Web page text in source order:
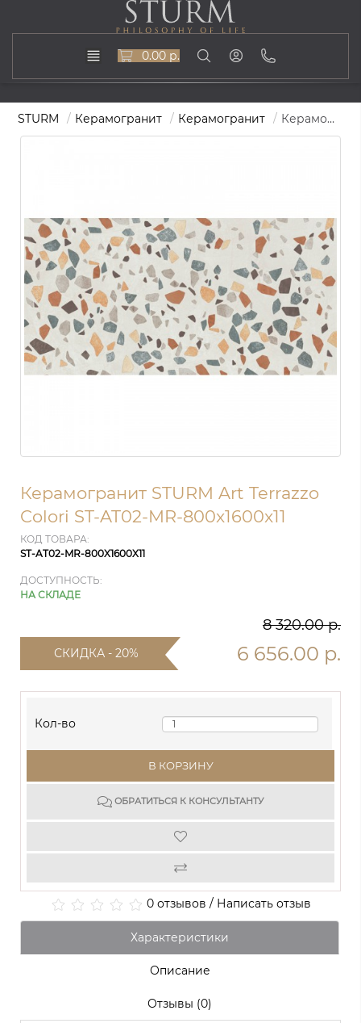
0.00 р.
STURM Керамогранит Керамогранит Керамогранит STURM Art Terrazzo Colori, керамогранит, 80х160 см, поверхность матовая, ST-AT02-MR-800x1600x11
Керамогранит STURM Art Terrazzo
Colori ST-AT02-MR-800x1600x11
КОД ТОВАРА:
ST-AT02-MR-800X1600X11
ДОСТУПНОСТЬ:
НА СКЛАДЕ
8 320.00 р.
СКИДКА - 20% 6 656.00 р.
Кол-во
В КОРЗИНУ
ОБРАТИТЬСЯ К КОНСУЛЬТАНТУ
0 отзывов / Написать отзыв
Характеристики
Описание
Отзывы (0)